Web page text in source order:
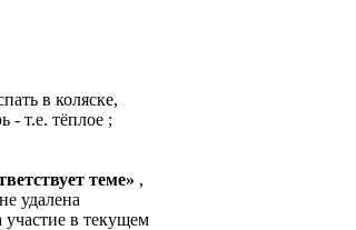
в коляске,
- т.е. тёплое ;
теме» ,
удалена
участие в текущем